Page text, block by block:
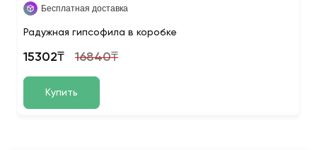
Бесплатная доставка
Радужная гипсофила в коробке
15302₸ 16840₸
Купить